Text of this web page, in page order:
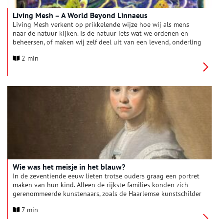
Living Mesh – A World Beyond Linnaeus
Living Mesh verkent op prikkelende wijze hoe wij als mens
naar de natuur kijken. Is de natuur iets wat we ordenen en
beheersen, of maken wij zelf deel uit van een levend, onderling
invloedrijke classificatiesysteem dat de Zweedse botanicus
is met koloniale denkbeelden, bepaalde eeuwenlang onze blik
op de natuur. Zestien hedendaagse kunstenaars kijken hier
anders naar en benaderen de natuur als een netwerk van
relaties, waarin alles met elkaar verbonden en in beweging is.
De tentoonstelling is samengesteld door gastcurator Kim
2 min
Wie was het meisje in het blauw?
In de zeventiende eeuw lieten trotse ouders graag een portret
maken van hun kind. Alleen de rijkste families konden zich
gerenommeerde kunstenaars, zoals de Haarlemse kunstschilder
hij drie portretten van een meisje en haar ouders. ‘Portret van
7 min